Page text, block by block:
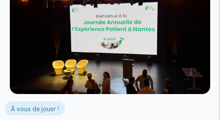
À vous de jouer !